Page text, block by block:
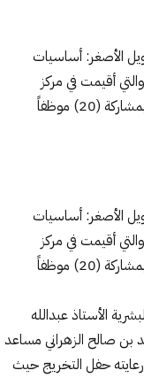
الأصغر: أساسيات
يوم الخميس 16/7/1438هـ، والتي أقيمت في مركز
التدريب في إدارة تطوير الموارد البشرية في البنك وبمشاركة (20) موظفاً
الأصغر: أساسيات
يوم الخميس 16/7/1438هـ، والتي أقيمت في مركز
التدريب في إدارة تطوير الموارد البشرية في البنك وبمشاركة (20) موظفاً
الأستاذ عبدالله
صالح الزهراني مساعد
حفل التخريج حيث